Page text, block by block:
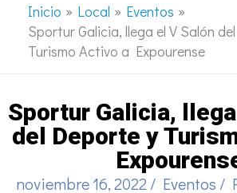
Inicio Local
Eventos
Sportur Galicia, llega el V Salón
Turismo Activo a Expourense
Sportur Galicia,
del Deporte y
noviembre 16, 2022 / Eventos /